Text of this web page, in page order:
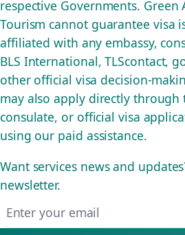
respective Governments. Green
Tourism cannot guarantee visa
affiliated with any embassy,
BLS International, TLScontact,
other official visa decision-
may also apply directly through
consulate, or official visa
using our paid assistance.
Want services news and
newsletter.